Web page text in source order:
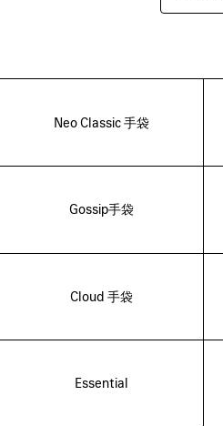
Neo Classic 手袋
Gossip手袋
Cloud 手袋
Essential